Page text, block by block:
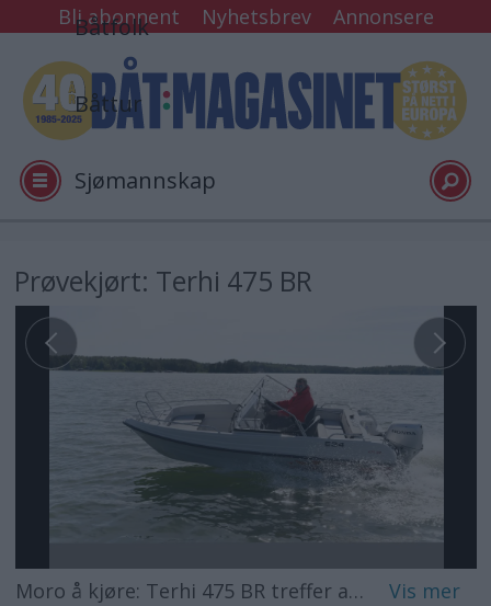
Bli abonnent Nyhetsbrev Annonsere
Båtfolk
Båttur
Sjømannskap
Arkiv
Logg inn
Prøvekjørt: Terhi 475 BR
Moro å kjøre: Terhi 475 BR treffer alle aldersgrupper.